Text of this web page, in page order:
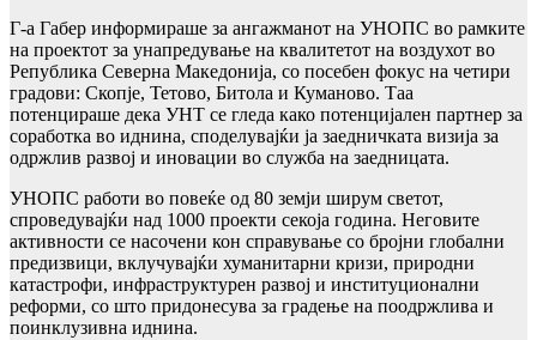
Г-а Габер информираше за ангажманот на УНОПС во рамките
на проектот за унапредување на квалитетот на воздухот во
Република Северна Македонија, со посебен фокус на четири
градови: Скопје, Тетово, Битола и Куманово. Таа
потенцираше дека УНТ се гледа како потенцијален партнер за
соработка во иднина, споделувајќи ја заедничката визија за
одржлив развој и иновации во служба на заедницата.
УНОПС работи во повеќе од 80 земји ширум светот,
спроведувајќи над 1000 проекти секоја година. Неговите
активности се насочени кон справување со бројни глобални
предизвици, вклучувајќи хуманитарни кризи, природни
катастрофи, инфраструктурен развој и институционални
реформи, со што придонесува за градење на поодржлива и
поинклузивна иднина.